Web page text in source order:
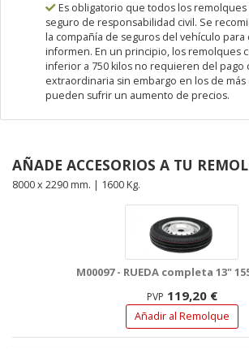
Es obligatorio que todos los
seguro de responsabilidad civil. Se
la compañía de seguros del vehículo para
informen. En un principio, los remolques
inferior a 750 kilos no requieren del pago
extraordinaria sin embargo en los de más
pueden sufrir un aumento de precios.
AÑADE ACCESORIOS A TU
8000 x 2290 mm. | 1600 Kg.
M00097 - RUEDA completa 13"
PVP 119,20 €
Añadir al Remolque